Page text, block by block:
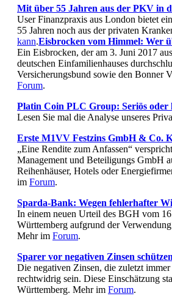
Mit über 55 Jahren aus der PKV in
User Finanzpraxis aus London bietet
55 Jahren noch aus der privaten
kann.Eisbrocken vom Himmel: Wer
Ein Eisbrocken, der am 3. Juni 2017
deutschen Einfamilienhauses
Versicherungsbund sowie den Bonner
Forum.
Platin Coin PLC Group: Seriös oder
Lesen Sie mal die Analyse unseres
Erste M1VV Festzins GmbH & Co.
„Eine Rendite zum Anfassen“
Management und Beteiligungs GmbH
Reihenhäuser, Hotels oder
im Forum.
Sparda-Bank: Wegen fehlerhafter
In einem neuen Urteil des BGH vom
Württemberg aufgrund der
Mehr im Forum.
Sparer vor negativen Zinsen schützen
Die negativen Zinsen, die zuletzt
rechtwidrig sein. Diese Einschätzung
Württemberg. Mehr im Forum.